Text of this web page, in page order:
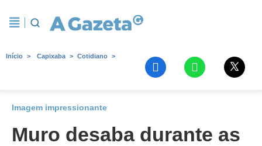
Início Capixaba Cotidiano
Imagem impressionante
Muro desaba durante as